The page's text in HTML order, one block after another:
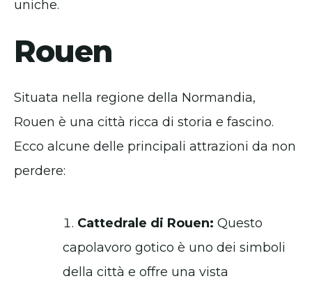
uniche.
Rouen
Situata nella regione della Normandia,
Rouen è una città ricca di storia e fascino.
Ecco alcune delle principali attrazioni da non
perdere:
Cattedrale di Rouen: Questo
capolavoro gotico è uno dei simboli
della città e offre una vista